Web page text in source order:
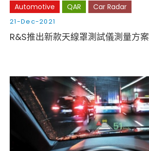
Automotive QAR Car Radar
21-Dec-2021
R&S推出新款天線罩測試儀測量方案